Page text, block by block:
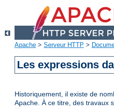
Apache > Serveur HTTP >
Les expressions
Historiquement, il existe de
Apache. À ce titre, des travaux